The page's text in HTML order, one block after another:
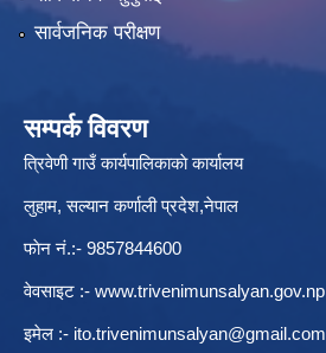
सार्वजनिक परीक्षण
सम्पर्क विवरण
त्रिवेणी गाउँ कार्यपालिकाकाे कार्यालय
लुहाम, सल्यान कर्णाली प्रदेश,नेपाल
फाेन नं.:- 9857844600
वेवसाइट :- www.trivenimunsalyan.gov.np
इमेल :- ito.trivenimunsalyan@gmail.com